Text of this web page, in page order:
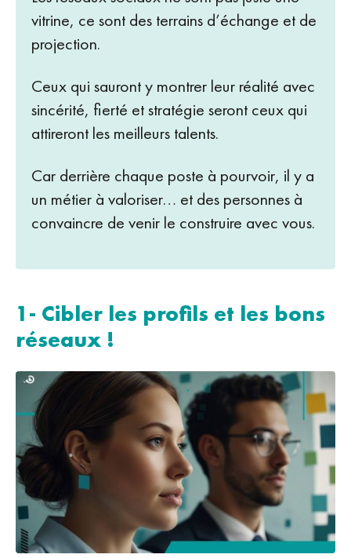
vitrine, ce sont des terrains d’échange et de
projection.
Ceux qui sauront y montrer leur réalité avec
sincérité, fierté et stratégie seront ceux qui
attireront les meilleurs talents.
Car derrière chaque poste à pourvoir, il y a
un métier à valoriser… et des personnes à
convaincre de venir le construire avec vous.
1- Cibler les profils et les bons
réseaux !